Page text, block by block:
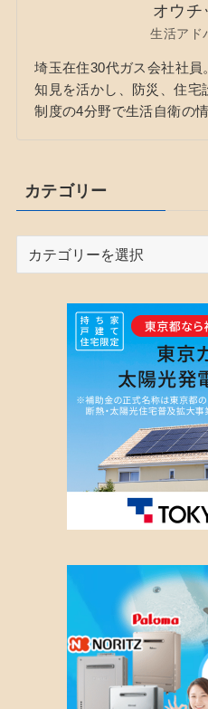
オウチ
生活アド
埼玉在住30代ガス会社社
知見を活かし、防災、住宅
制度の4分野で生活自衛の情
カテゴリー